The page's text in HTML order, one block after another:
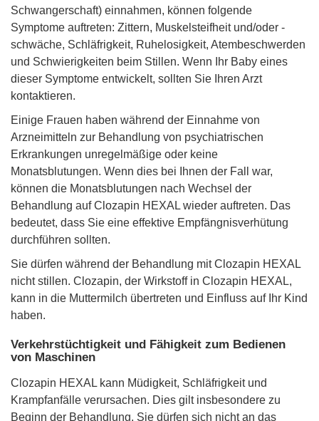
Schwangerschaft) einnahmen, können folgende
Symptome auftreten: Zittern, Muskelsteifheit und/oder -
schwäche, Schläfrigkeit, Ruhelosigkeit, Atembeschwerden
und Schwierigkeiten beim Stillen. Wenn Ihr Baby eines
dieser Symptome entwickelt, sollten Sie Ihren Arzt
kontaktieren.
Einige Frauen haben während der Einnahme von
Arzneimitteln zur Behandlung von psychiatrischen
Erkrankungen unregelmäßige oder keine
Monatsblutungen. Wenn dies bei Ihnen der Fall war,
können die Monatsblutungen nach Wechsel der
Behandlung auf Clozapin HEXAL wieder auftreten. Das
bedeutet, dass Sie eine effektive Empfängnisverhütung
durchführen sollten.
Sie dürfen während der Behandlung mit Clozapin HEXAL
nicht stillen. Clozapin, der Wirkstoff in Clozapin HEXAL,
kann in die Muttermilch übertreten und Einfluss auf Ihr Kind
haben.
Verkehrstüchtigkeit und Fähigkeit zum Bedienen
von Maschinen
Clozapin HEXAL kann Müdigkeit, Schläfrigkeit und
Krampfanfälle verursachen. Dies gilt insbesondere zu
Beginn der Behandlung. Sie dürfen sich nicht an das